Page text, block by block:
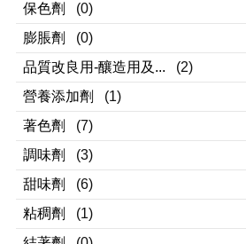
保色劑
(0)
膨脹劑
(0)
品質改良用-釀造用及...
(2)
營養添加劑
(1)
著色劑
(7)
調味劑
(3)
甜味劑
(6)
粘稠劑
(1)